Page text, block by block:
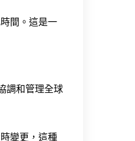
間。這是一
調和管理全球
變更，這種